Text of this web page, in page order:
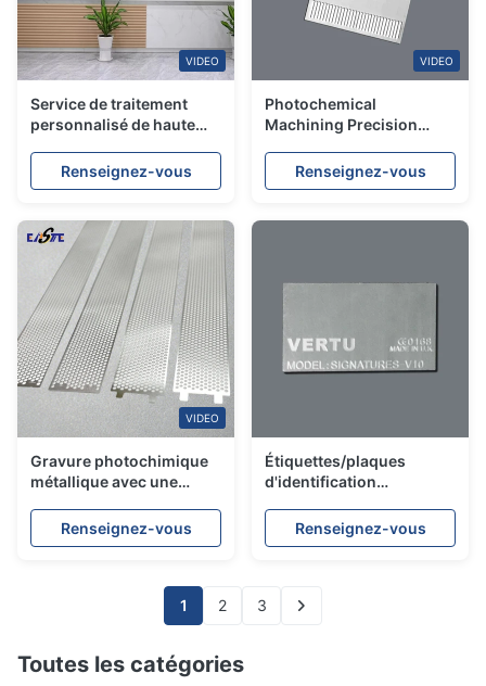
VIDEO
Service de traitement
personnalisé de haute
Renseignez-vous
VIDEO
Photochemical
Machining Precision
with Thickness down to
0.02mm
Renseignez-vous
VIDEO
Gravure photochimique
métallique avec une
corrosion ± 0,005 mm
Renseignez-vous
Étiquettes/plaques
d'identification
sur mesure en gros
Renseignez-vous
1 2 3
Toutes les catégories